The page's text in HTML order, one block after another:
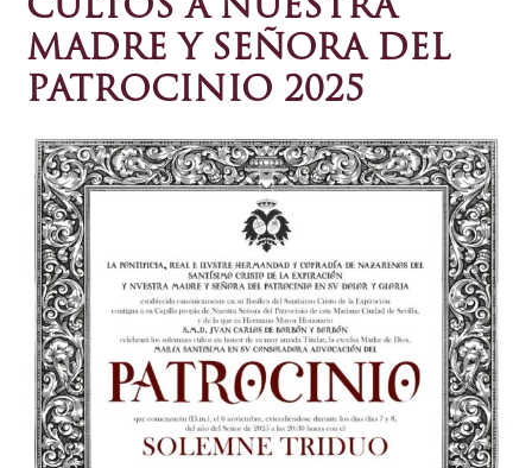
CULTOS A NUESTRA
MADRE Y SEÑORA DEL
PATROCINIO 2025